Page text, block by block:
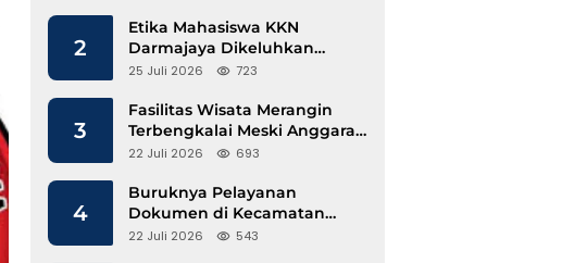
2
Etika Mahasiswa KKN
Darmajaya Dikeluhkan
Kepala Pekon Sinar Jawa
25 Juli 2026 723
3
Fasilitas Wisata Merangin
Terbengkalai Meski Anggaran
Perawatan Terus Mengalir
22 Juli 2026 693
4
Buruknya Pelayanan
Dokumen di Kecamatan
Pangkalan Susu, Kinerja
22 Juli 2026 543